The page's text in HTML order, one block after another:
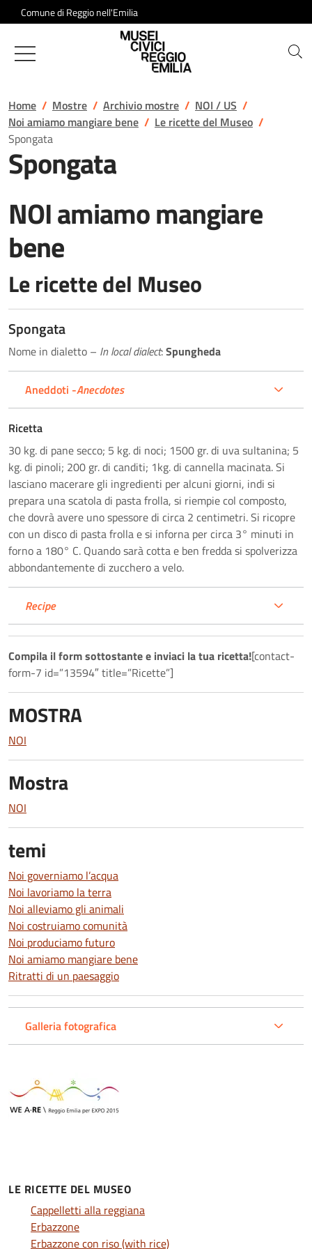
Salta al contenuto
Comune di Reggio nell'Emilia
Musei Civici di Reggio Emilia
Home Mostre Archivio mostre
NOI / US
Noi amiamo mangiare bene
Le ricette del Museo
Spongata
Spongata
NOI amiamo mangiare
bene
Le ricette del Museo
Spongata
Nome in dialetto – In local dialect:Spungheda
Aneddoti -Anecdotes
Ricetta
30 kg. di pane secco; 5 kg. di noci; 1500 gr. di uva sultanina; 5
kg. di pinoli; 200 gr. di canditi; 1kg. di cannella macinata. Si
lasciano macerare gli ingredienti per alcuni giorni, indi si
prepara una scatola di pasta frolla, si riempie col composto,
che dovrà avere uno spessore di circa 2 centimetri. Si ricopre
con un disco di pasta frolla e si inforna per circa 3° minuti in
forno a 180° C. Quando sarà cotta e ben fredda si spolverizza
abbondantemente di zucchero a velo.
Recipe
Compila il form sottostante e inviaci la tua ricetta![contact-
form-7 id=”13594″ title=”Ricette”]
MOSTRA
NOI
Mostra
NOI
temi
Noi governiamo l’acqua
Noi lavoriamo la terra
Noi alleviamo gli animali
Noi costruiamo comunità
Noi produciamo futuro
Noi amiamo mangiare bene
Ritratti di un paesaggio
Galleria fotografica
LE RICETTE DEL MUSEO
Cappelletti alla reggiana
Erbazzone
Erbazzone con riso (with rice)